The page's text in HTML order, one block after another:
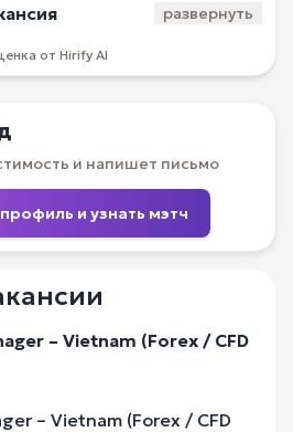
развернуть
от Hirify AI
и напишет письмо
и узнать мэтч
– Vietnam (Forex / CFD
– Vietnam (Forex / CFD